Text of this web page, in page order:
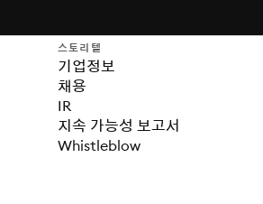
스토리텔
기업정보
채용
IR
지속 가능성 보고서
Whistleblow